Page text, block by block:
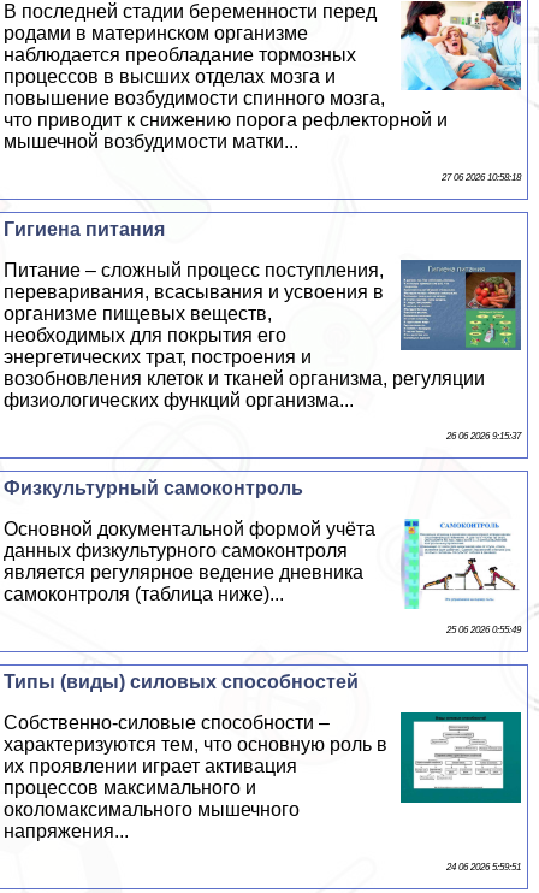
В последней стадии беременности перед
родами в материнском организме
наблюдается преобладание тормозных
процессов в высших отделах мозга и
повышение возбудимости спинного мозга,
что приводит к снижению порога рефлекторной и
мышечной возбудимости матки...
27 06 2026 10:58:18
Гигиена питания
Питание – сложный процесс поступления,
переваривания, всасывания и усвоения в
организме пищевых веществ,
необходимых для покрытия его
энергетических трат, построения и
возобновления клеток и тканей организма, регуляции
физиологических функций организма...
26 06 2026 9:15:37
Физкультурный самоконтроль
Основной документальной формой учёта
данных физкультурного самоконтроля
является регулярное ведение дневника
самоконтроля (таблица ниже)...
25 06 2026 0:55:49
Типы (виды) силовых способностей
Собственно-силовые способности –
хаpaктеризуются тем, что основную роль в
их проявлении играет активация
процессов максимального и
околомаксимального мышечного
напряжения...
24 06 2026 5:59:51